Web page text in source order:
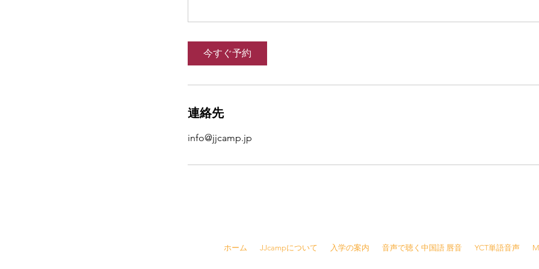
今すぐ予約
連絡先
info@jjcamp.jp
ホーム JJcampについて 入学の案内 音声で聴く中国語 唇音 YCT単語音声